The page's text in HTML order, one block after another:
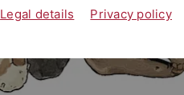
Legal details Privacy policy